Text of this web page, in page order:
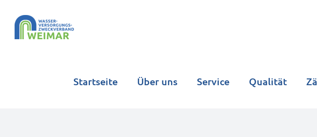
Inhalt
springen
Startseite Über uns Service Qualität